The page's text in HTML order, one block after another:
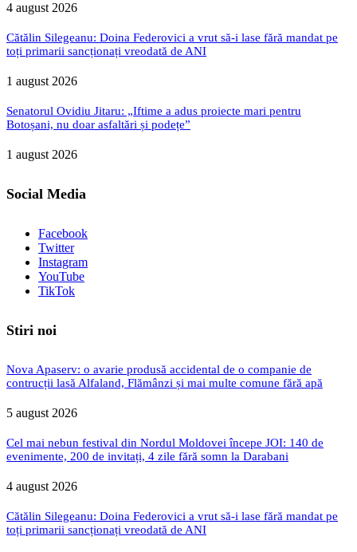
4 august 2026
Cătălin Silegeanu: Doina Federovici a vrut să-i lase fără mandat pe
toți primarii sancționați vreodată de ANI
1 august 2026
Senatorul Ovidiu Jitaru: „Iftime a adus proiecte mari pentru
Botoșani, nu doar asfaltări și podețe”
1 august 2026
Social Media
Facebook
Twitter
Instagram
YouTube
TikTok
Stiri noi
Nova Apaserv: o avarie produsă accidental de o companie de
contrucții lasă Alfaland, Flămânzi și mai multe comune fără apă
5 august 2026
Cel mai nebun festival din Nordul Moldovei începe JOI: 140 de
evenimente, 200 de invitați, 4 zile fără somn la Darabani
4 august 2026
Cătălin Silegeanu: Doina Federovici a vrut să-i lase fără mandat pe
toți primarii sancționați vreodată de ANI